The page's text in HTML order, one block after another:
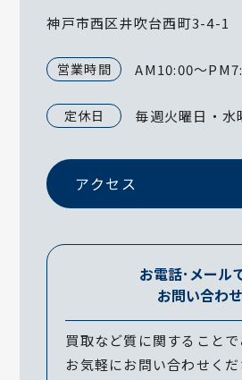
神戸市西区井吹台西町3-4-1
営業時間 AM10:00～
定休日 毎週火曜日・水
アクセス
お電話･メール
お問い合わせ
買取など質に関すること
お気軽にお問い合わせくだ